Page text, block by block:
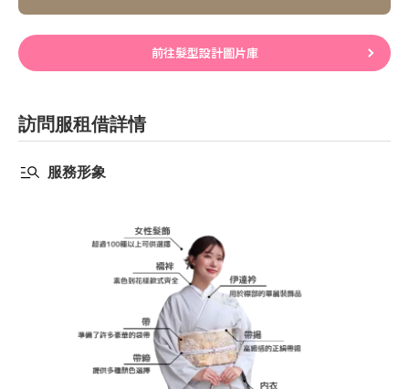
前往髮型設計圖片庫
訪問服租借詳情
服務形象